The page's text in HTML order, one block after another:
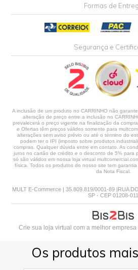
Formas de
Segurança e
A inclusão de um produto no CARRINHO não
alteração de preço entre a inclusão no
prevalecerá o preço vigente na finalização da
e Ofertas têm preços válidos somente para
alterações sem aviso prévio ou até o término do
podem ter o IPI (imposto sobre produtos
compras. Qualquer dúvida entre em contato. As
juros no cartão de crédito e o desconto de 5% para
só são válidos em nossa loja virtual
física. Todos os produtos do nosso site tem
da Nota Fiscal.
MULT E-Commerce | 35.809.819/0001-89 |RUA
SP - CEP 01208-011
Crie sua loja virtual com a melhor
Os produtos